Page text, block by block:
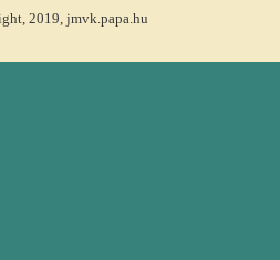
2019, jmvk.papa.hu